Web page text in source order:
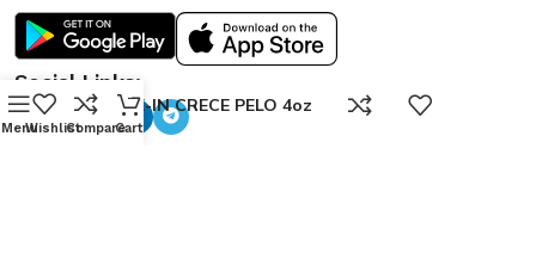
Social Links:
LEAVE-IN CRECE PELO 4oz
MenuWishlistCompare
0
Cart